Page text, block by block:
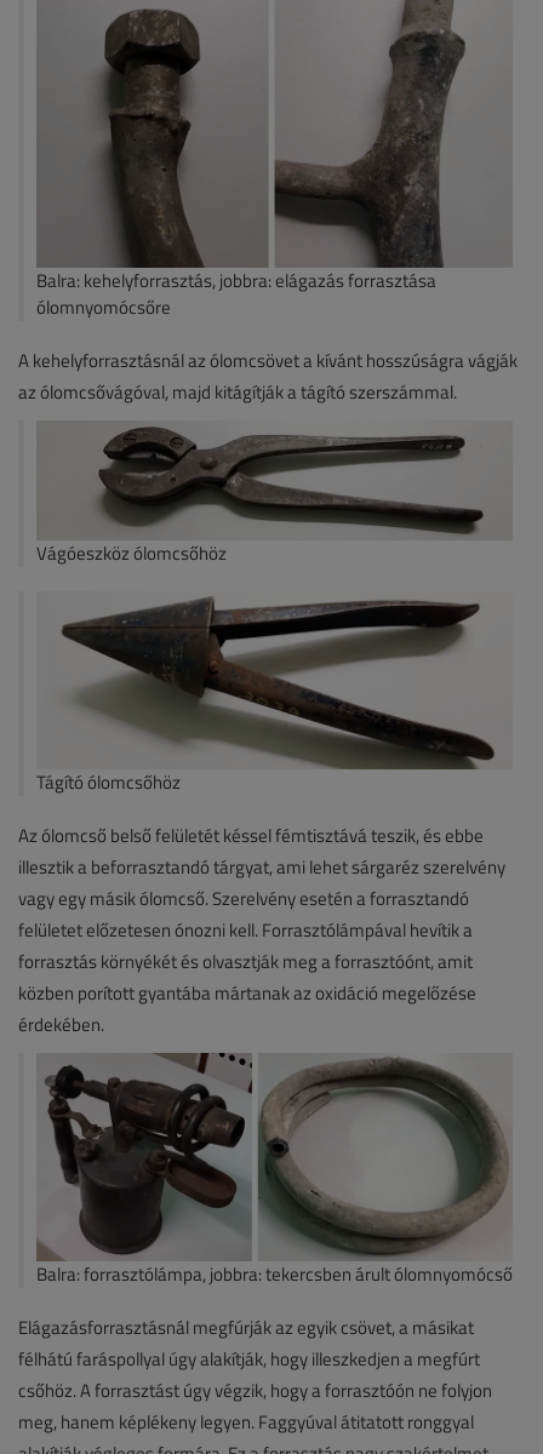
Balra: kehelyforrasztás, jobbra: elágazás forrasztása
ólomnyomócsőre
A kehelyforrasztásnál az ólomcsövet a kívánt hosszúságra vágják
az ólomcsővágóval, majd kitágítják a tágító szerszámmal.
Vágóeszköz ólomcsőhöz
Tágító ólomcsőhöz
Az ólomcső belső felületét késsel fémtisztává teszik, és ebbe
illesztik a beforrasztandó tárgyat, ami lehet sárgaréz szerelvény
vagy egy másik ólomcső. Szerelvény esetén a forrasztandó
felületet előzetesen ónozni kell. Forrasztólámpával hevítik a
forrasztás környékét és olvasztják meg a forrasztóónt, amit
közben porított gyantába mártanak az oxidáció megelőzése
érdekében.
Balra: forrasztólámpa, jobbra: tekercsben árult ólomnyomócső
Elágazásforrasztásnál megfúrják az egyik csövet, a másikat
félhátú faráspollyal úgy alakítják, hogy illeszkedjen a megfúrt
csőhöz. A forrasztást úgy végzik, hogy a forrasztóón ne folyjon
meg, hanem képlékeny legyen. Faggyúval átitatott ronggyal